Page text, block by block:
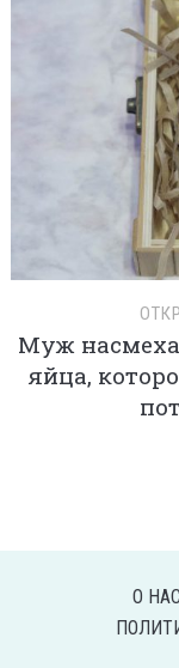
Муж
яйца,
О НАС